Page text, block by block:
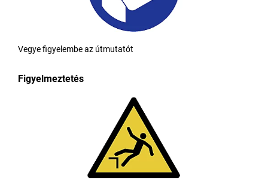
Vegye figyelembe az útmutatót
Figyelmeztetés